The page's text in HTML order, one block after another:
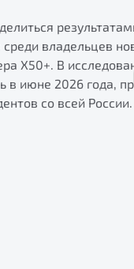
владельцев
X50+. В
в июне 2026 года,
со всей России.